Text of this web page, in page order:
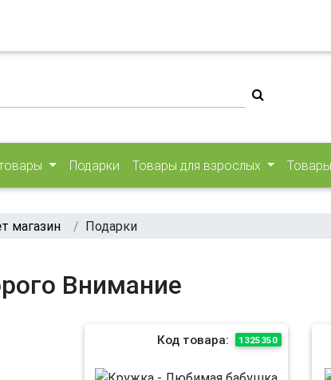
Подарки Товары для взрослых
магазин Подарки
Внимание
Код товара: 1325350